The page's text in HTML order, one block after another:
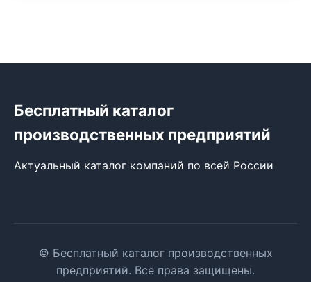
Бесплатный каталог
производственных предприятий
Актуальный каталог компаний по всей России
© Бесплатный каталог производственных
предприятий. Все права защищены.